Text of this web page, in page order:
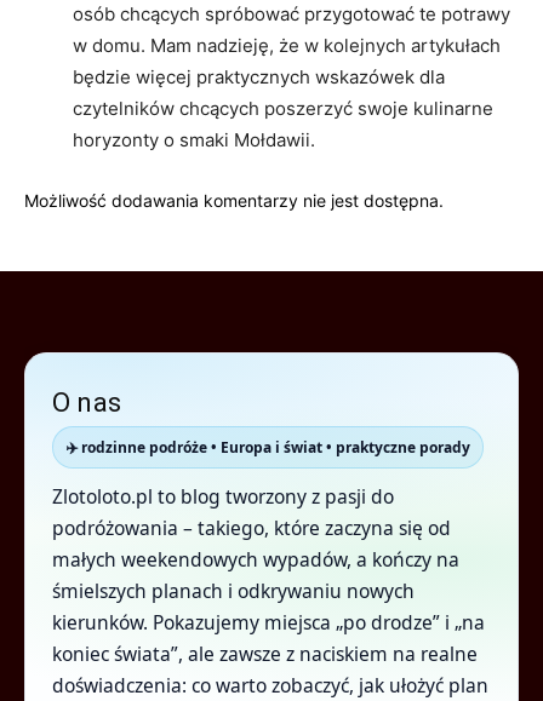
osób chcących spróbować przygotować te potrawy
w domu. Mam nadzieję, że w kolejnych artykułach
będzie więcej praktycznych wskazówek dla
czytelników chcących poszerzyć swoje kulinarne
horyzonty o smaki Mołdawii.
Możliwość dodawania komentarzy nie jest dostępna.
O nas
✈️ rodzinne podróże • Europa i świat • praktyczne porady
Zlotoloto.pl to blog tworzony z pasji do
podróżowania – takiego, które zaczyna się od
małych weekendowych wypadów, a kończy na
śmielszych planach i odkrywaniu nowych
kierunków. Pokazujemy miejsca „po drodze” i „na
koniec świata”, ale zawsze z naciskiem na realne
doświadczenia: co warto zobaczyć, jak ułożyć plan